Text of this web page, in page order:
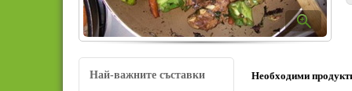
Необходими
Най-важните съставки